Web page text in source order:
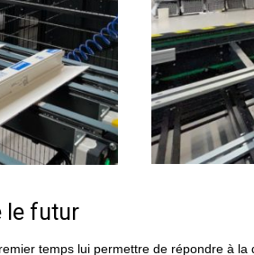
le futur
temps lui permettre de répondre à